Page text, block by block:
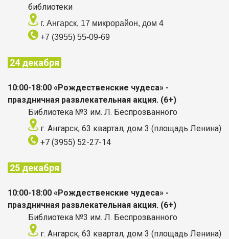
библиотеки
г. Ангарск, 17 микрорайон, дом 4
+7 (3955) 55-09-69
24 декабря
10:00-18:00 «Рождественские чудеса» -
праздничная развлекательная акция. (6+)
Библиотека №3 им. Л. Беспрозванного
г. Ангарск, 63 квартал, дом 3 (площадь Ленина)
+7 (3955) 52-27-14
25 декабря
10:00-18:00 «Рождественские чудеса» -
праздничная развлекательная акция. (6+)
Библиотека №3 им. Л. Беспрозванного
г. Ангарск, 63 квартал, дом 3 (площадь Ленина)